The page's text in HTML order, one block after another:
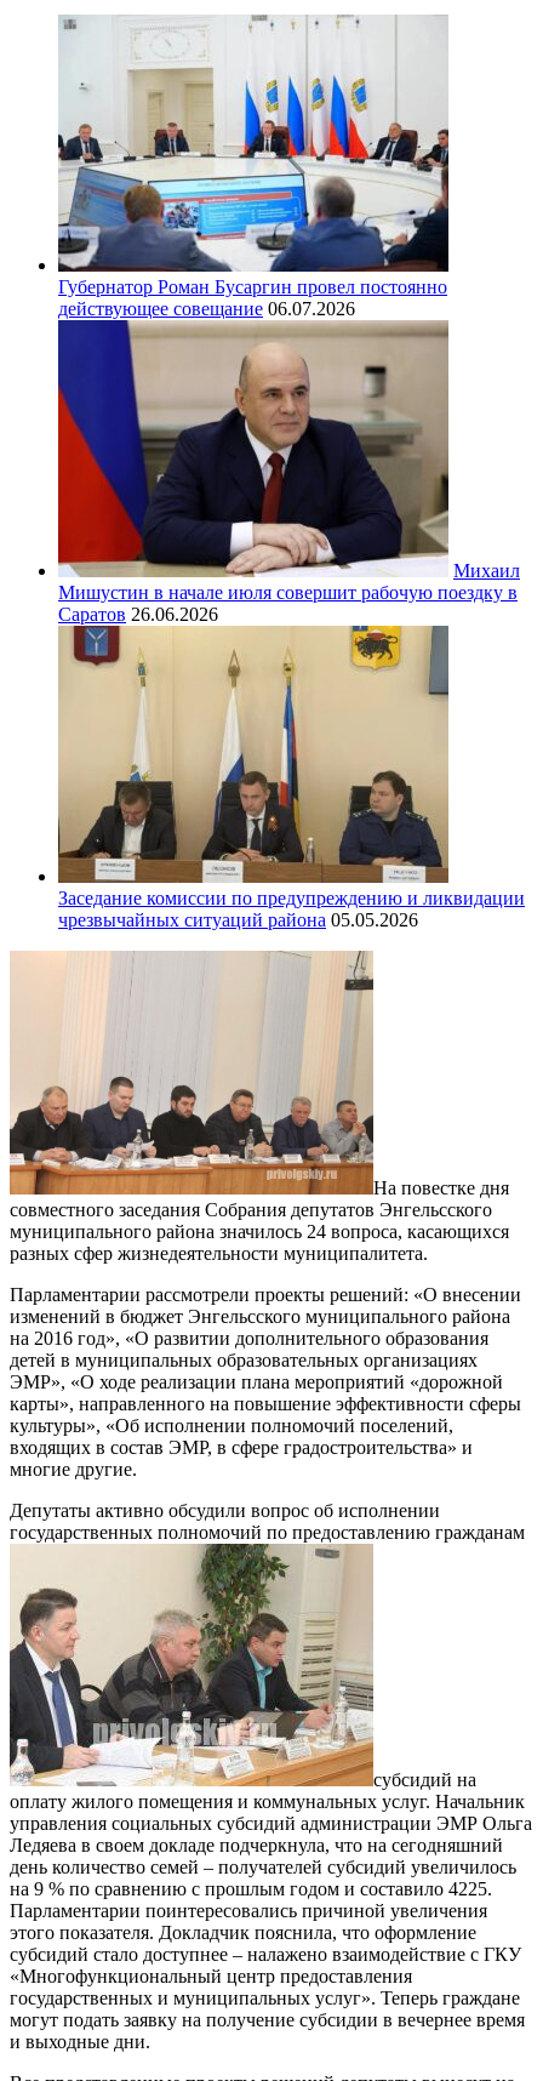
Губернатор Роман Бусаргин провел постоянно
действующее совещание 06.07.2026
Михаил
Мишустин в начале июля совершит рабочую поездку в
Саратов 26.06.2026
Заседание комиссии по предупреждению и ликвидации
чрезвычайных ситуаций района 05.05.2026
На повестке дня
совместного заседания Собрания депутатов Энгельсского
муниципального района значилось 24 вопроса, касающихся
разных сфер жизнедеятельности муниципалитета.
Парламентарии рассмотрели проекты решений: «О внесении
изменений в бюджет Энгельсского муниципального района
на 2016 год», «О развитии дополнительного образования
детей в муниципальных образовательных организациях
ЭМР», «О ходе реализации плана мероприятий «дорожной
карты», направленного на повышение эффективности сферы
культуры», «Об исполнении полномочий поселений,
входящих в состав ЭМР, в сфере градостроительства» и
многие другие.
Депутаты активно обсудили вопрос об исполнении
государственных полномочий по предоставлению гражданам
субсидий на
оплату жилого помещения и коммунальных услуг. Начальник
управления социальных субсидий администрации ЭМР Ольга
Ледяева в своем докладе подчеркнула, что на сегодняшний
день количество семей – получателей субсидий увеличилось
на 9 % по сравнению с прошлым годом и составило 4225.
Парламентарии поинтересовались причиной увеличения
этого показателя. Докладчик пояснила, что оформление
субсидий стало доступнее – налажено взаимодействие с ГКУ
«Многофункциональный центр предоставления
государственных и муниципальных услуг». Теперь граждане
могут подать заявку на получение субсидии в вечернее время
и выходные дни.